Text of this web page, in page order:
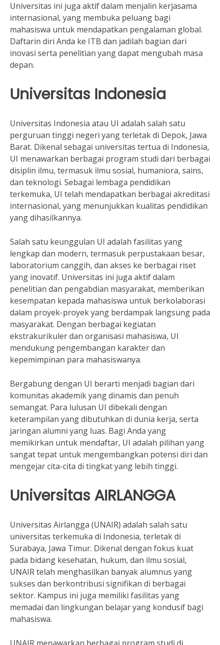
Universitas ini juga aktif dalam menjalin kerjasama
internasional, yang membuka peluang bagi
mahasiswa untuk mendapatkan pengalaman global.
Daftarin diri Anda ke ITB dan jadilah bagian dari
inovasi serta penelitian yang dapat mengubah masa
depan.
Universitas Indonesia
Universitas Indonesia atau UI adalah salah satu
perguruan tinggi negeri yang terletak di Depok, Jawa
Barat. Dikenal sebagai universitas tertua di Indonesia,
UI menawarkan berbagai program studi dari berbagai
disiplin ilmu, termasuk ilmu sosial, humaniora, sains,
dan teknologi. Sebagai lembaga pendidikan
terkemuka, UI telah mendapatkan berbagai akreditasi
internasional, yang menunjukkan kualitas pendidikan
yang dihasilkannya.
Salah satu keunggulan UI adalah fasilitas yang
lengkap dan modern, termasuk perpustakaan besar,
laboratorium canggih, dan akses ke berbagai riset
yang inovatif. Universitas ini juga aktif dalam
penelitian dan pengabdian masyarakat, memberikan
kesempatan kepada mahasiswa untuk berkolaborasi
dalam proyek-proyek yang berdampak langsung pada
masyarakat. Dengan berbagai kegiatan
ekstrakurikuler dan organisasi mahasiswa, UI
mendukung pengembangan karakter dan
kepemimpinan para mahasiswanya.
Bergabung dengan UI berarti menjadi bagian dari
komunitas akademik yang dinamis dan penuh
semangat. Para lulusan UI dibekali dengan
keterampilan yang dibutuhkan di dunia kerja, serta
jaringan alumni yang luas. Bagi Anda yang
memikirkan untuk mendaftar, UI adalah pilihan yang
sangat tepat untuk mengembangkan potensi diri dan
mengejar cita-cita di tingkat yang lebih tinggi.
Universitas AIRLANGGA
Universitas Airlangga (UNAIR) adalah salah satu
universitas terkemuka di Indonesia, terletak di
Surabaya, Jawa Timur. Dikenal dengan fokus kuat
pada bidang kesehatan, hukum, dan ilmu sosial,
UNAIR telah menghasilkan banyak alumnus yang
sukses dan berkontribusi signifikan di berbagai
sektor. Kampus ini juga memiliki fasilitas yang
memadai dan lingkungan belajar yang kondusif bagi
mahasiswa.